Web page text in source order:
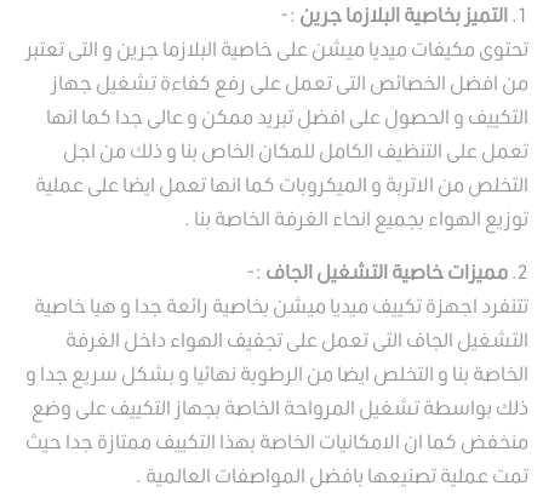
1. التميز بخاصية البلازما جرين :-
تحتوى مكيفات ميديا ميشن على خاصية البلازما جرين و التى تعتبر
من افضل الخصائص التى تعمل على رفع كفاءة تشغيل جهاز
التكييف و الحصول على افضل تبريد ممكن و عالى جدا كما انها
تعمل على التنظيف الكامل للمكان الخاص بنا و ذلك من اجل
التخلص من الاتربة و الميكروبات كما انها تعمل ايضا على عملية
توزيع الهواء بجميع انحاء الغرفة الخاصة بنا .
2. مميزات خاصية التشغيل الجاف :-
تتنفرد اجهزة تكييف ميديا ميشن بخاصية رائعة جدا و هيا خاصية
التشغيل الجاف التى تعمل على تجفيف الهواء داخل الغرفة
الخاصة بنا و التخلص ايضا من الرطوبة نهائيا و بشكل سريع جدا و
ذلك بواسطة تشغيل المرواحة الخاصة بجهاز التكييف على وضع
منخفض كما ان الامكانيات الخاصة بهذا التكييف ممتازة جدا حيث
تمت عملية تصنيعها بافضل المواصفات العالمية .